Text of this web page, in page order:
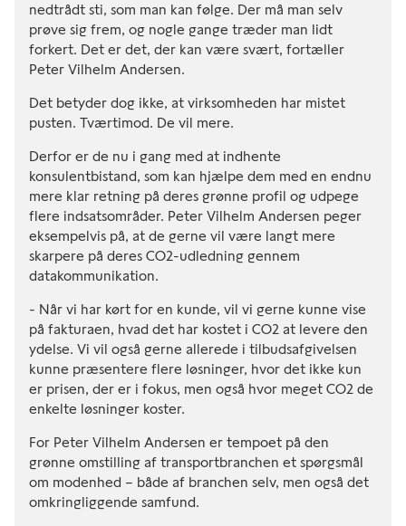
nedtrådt sti, som man kan følge. Der må man selv
prøve sig frem, og nogle gange træder man lidt
forkert. Det er det, der kan være svært, fortæller
Peter Vilhelm Andersen.
Det betyder dog ikke, at virksomheden har mistet
pusten. Tværtimod. De vil mere.
Derfor er de nu i gang med at indhente
konsulentbistand, som kan hjælpe dem med en endnu
mere klar retning på deres grønne profil og udpege
flere indsatsområder. Peter Vilhelm Andersen peger
eksempelvis på, at de gerne vil være langt mere
skarpere på deres CO2-udledning gennem
datakommunikation.
- Når vi har kørt for en kunde, vil vi gerne kunne vise
på fakturaen, hvad det har kostet i CO2 at levere den
ydelse. Vi vil også gerne allerede i tilbudsafgivelsen
kunne præsentere flere løsninger, hvor det ikke kun
er prisen, der er i fokus, men også hvor meget CO2 de
enkelte løsninger koster.
For Peter Vilhelm Andersen er tempoet på den
grønne omstilling af transportbranchen et spørgsmål
om modenhed – både af branchen selv, men også det
omkringliggende samfund.